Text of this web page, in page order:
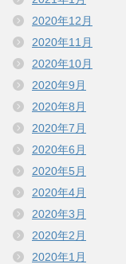
2020年12月
2020年11月
2020年10月
2020年9月
2020年8月
2020年7月
2020年6月
2020年5月
2020年4月
2020年3月
2020年2月
2020年1月